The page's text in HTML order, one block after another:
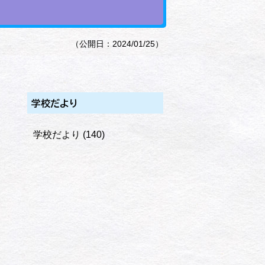
（公開日：2024/01/25）
学校だより
学校だより (140)